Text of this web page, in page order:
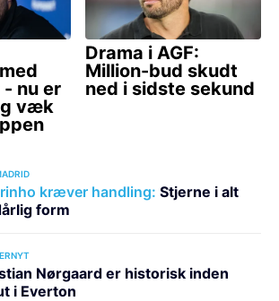
kræver handling: Stjerne i alt
form
Nørgaard er historisk inden
i Everton